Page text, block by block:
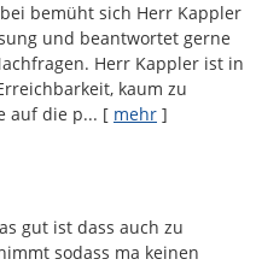
bemüht sich Herr Kappler
und beantwortet gerne
Herr Kappler ist in
kaum zu
auf die p... [ mehr ]
gut ist dass auch zu
sodass ma keinen